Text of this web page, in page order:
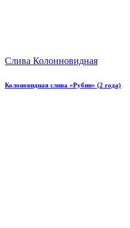
Слива Колонновидная
Колоновидная слива «Рубин» (2 года)